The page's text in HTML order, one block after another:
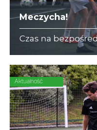
Meczycha!
Czas na
lidera w I Lidze A
siebie stają Dedax
Akcesoria z
Aktualność